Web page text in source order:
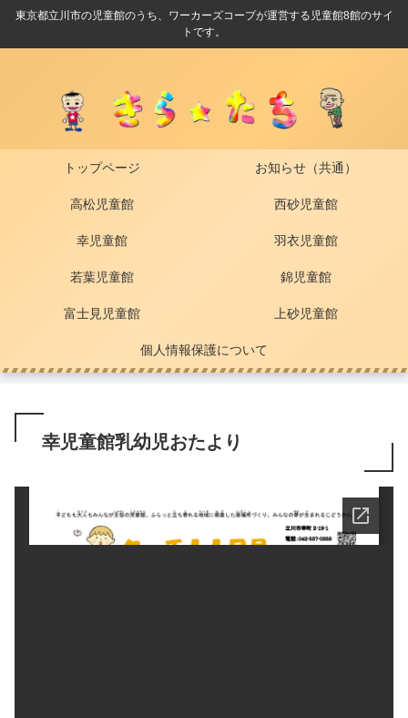
東京都立川市の児童館のうち、ワーカーズコープが運営する児童館8館のサイ
トです。
トップページ お知らせ（共通）
高松児童館 西砂児童館
幸児童館 羽衣児童館
若葉児童館 錦児童館
富士見児童館 上砂児童館
個人情報保護について
幸児童館乳幼児おたより